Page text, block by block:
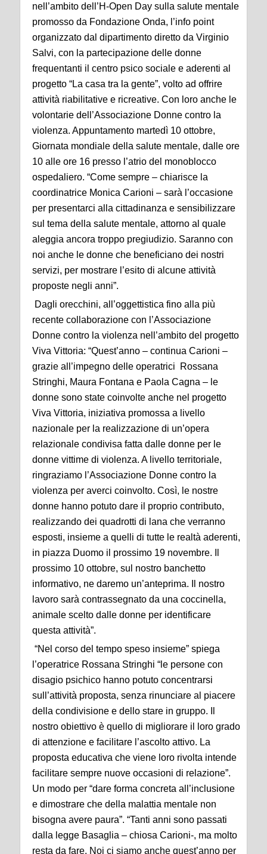
nell’ambito dell’H-Open Day sulla salute mentale
promosso da Fondazione Onda, l’info point
organizzato dal dipartimento diretto da Virginio
Salvi, con la partecipazione delle donne
frequentanti il centro psico sociale e aderenti al
progetto “La casa tra la gente”, volto ad offrire
attività riabilitative e ricreative. Con loro anche le
volontarie dell’Associazione Donne contro la
violenza. Appuntamento martedì 10 ottobre,
Giornata mondiale della salute mentale, dalle ore
10 alle ore 16 presso l’atrio del monoblocco
ospedaliero. “Come sempre – chiarisce la
coordinatrice Monica Carioni – sarà l’occasione
per presentarci alla cittadinanza e sensibilizzare
sul tema della salute mentale, attorno al quale
aleggia ancora troppo pregiudizio. Saranno con
noi anche le donne che beneficiano dei nostri
servizi, per mostrare l’esito di alcune attività
proposte negli anni”.
Dagli orecchini, all’oggettistica fino alla più
recente collaborazione con l’Associazione
Donne contro la violenza nell’ambito del progetto
Viva Vittoria: “Quest’anno – continua Carioni –
grazie all’impegno delle operatrici Rossana
Stringhi, Maura Fontana e Paola Cagna – le
donne sono state coinvolte anche nel progetto
Viva Vittoria, iniziativa promossa a livello
nazionale per la realizzazione di un’opera
relazionale condivisa fatta dalle donne per le
donne vittime di violenza. A livello territoriale,
ringraziamo l’Associazione Donne contro la
violenza per averci coinvolto. Così, le nostre
donne hanno potuto dare il proprio contributo,
realizzando dei quadrotti di lana che verranno
esposti, insieme a quelli di tutte le realtà aderenti,
in piazza Duomo il prossimo 19 novembre. Il
prossimo 10 ottobre, sul nostro banchetto
informativo, ne daremo un’anteprima. Il nostro
lavoro sarà contrassegnato da una coccinella,
animale scelto dalle donne per identificare
questa attività”.
“Nel corso del tempo speso insieme” spiega
l’operatrice Rossana Stringhi “le persone con
disagio psichico hanno potuto concentrarsi
sull’attività proposta, senza rinunciare al piacere
della condivisione e dello stare in gruppo. Il
nostro obiettivo è quello di migliorare il loro grado
di attenzione e facilitare l’ascolto attivo. La
proposta educativa che viene loro rivolta intende
facilitare sempre nuove occasioni di relazione”.
Un modo per “dare forma concreta all’inclusione
e dimostrare che della malattia mentale non
bisogna avere paura”. “Tanti anni sono passati
dalla legge Basaglia – chiosa Carioni-, ma molto
resta da fare. Noi ci siamo anche quest’anno per